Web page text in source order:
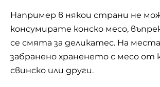
Например в някои страни не
консумирате конско месо,
се смята за деликатес. На
забранено храненето с месо от
свинско или други.